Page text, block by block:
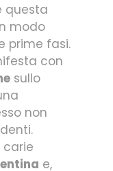
questa
modo
prime fasi.
con
sullo
non
e,